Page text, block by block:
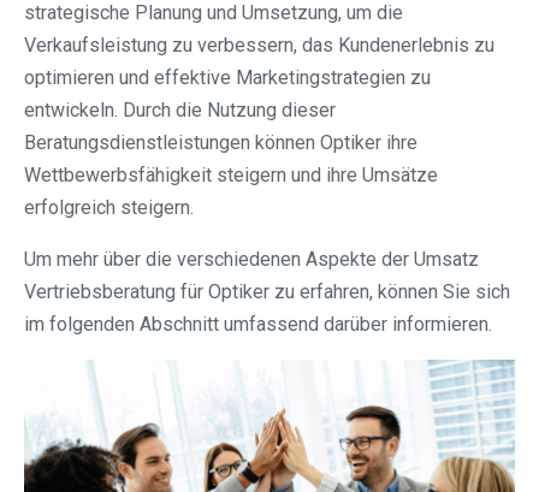
strategische Planung und Umsetzung, um die
Verkaufsleistung zu verbessern, das Kundenerlebnis zu
optimieren und effektive Marketingstrategien zu
entwickeln. Durch die Nutzung dieser
Beratungsdienstleistungen können Optiker ihre
Wettbewerbsfähigkeit steigern und ihre Umsätze
erfolgreich steigern.
Um mehr über die verschiedenen Aspekte der Umsatz
Vertriebsberatung für Optiker zu erfahren, können Sie sich
im folgenden Abschnitt umfassend darüber informieren.